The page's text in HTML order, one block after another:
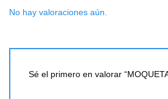
No hay valoraciones aún.
Sé el primero en valorar